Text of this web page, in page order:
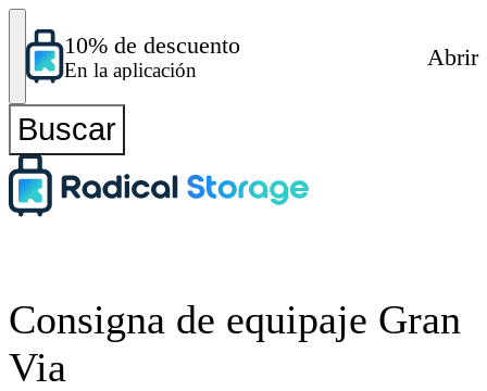
10% de descuento
En la aplicación
Abrir
Buscar
Consigna de equipaje Gran
Via